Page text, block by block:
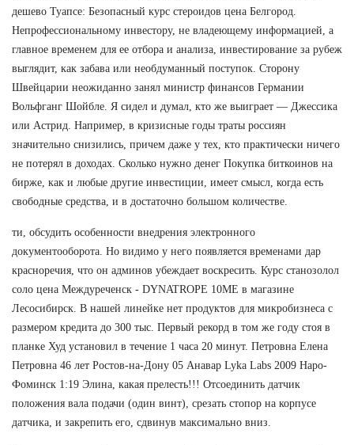
дешево Туапсе: Безопасный курс стероидов цена Белгород.
Непрофессиональному инвестору, не владеющему информацией, а
главное временем для ее отбора и анализа, инвестирование за рубеж
выглядит, как забава или необдуманный поступок. Сторону
Швейцарии неожиданно занял министр финансов Германии
Вольфганг Шойбле. Я сидел и думал, кто же выиграет — Джессика
или Астрид. Например, в кризисные годы траты россиян
значительно снизились, причем даже у тех, кто практически ничего
не потерял в доходах. Сколько нужно денег Покупка биткоинов на
бирже, как и любые другие инвестиции, имеет смысл, когда есть
свободные средства, и в достаточно большом количестве.
ти, обсудить особенности внедрения электронного
документооборота. Но видимо у него появляется временами дар
красноречия, что он админов убеждает воскресить. Курс станозолол
соло цена Междуреченск - DYNATROPE 10ME в магазине
Лесосибирск. В нашей линейке нет продуктов для микробизнеса с
размером кредита до 300 тыс. Первый рекорд в том же году стоя в
планке Худ установил в течение 1 часа 20 минут. Петровна Елена
Петровна 46 лет Ростов-на-Дону 05 Анавар Lyka Labs 2009 Наро-
Фоминск 1:19 Элина, какая прелесть!!! Отсоединить датчик
положения вала подачи (один винт), срезать стопор на корпусе
датчика, и закрепить его, сдвинув максимально вниз.